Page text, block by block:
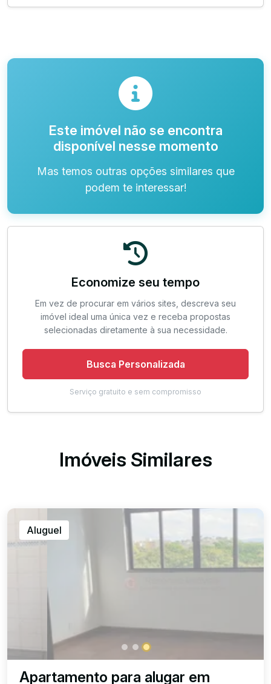
Este imóvel não se encontra
disponível nesse momento
Mas temos outras opções similares que
podem te interessar!
Economize seu tempo
Em vez de procurar em vários sites, descreva seu
imóvel ideal uma única vez e receba propostas
selecionadas diretamente à sua necessidade.
Busca Personalizada
Serviço gratuito e sem compromisso
Imóveis Similares
Aluguel
Apartamento para alugar em